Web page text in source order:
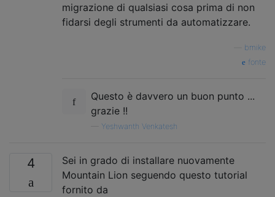
migrazione di qualsiasi cosa prima di non
fidarsi degli strumenti da automatizzare.
bmike
fonte
Questo è davvero un buon punto ...
grazie !!
Yeshwanth Venkatesh
4
Sei in grado di installare nuovamente
Mountain Lion seguendo questo tutorial
fornito da